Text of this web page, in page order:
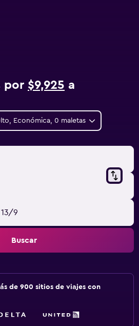
por $9,925 a
Económica, 0 maletas
9
Buscar
de 900 sitios de viajes con